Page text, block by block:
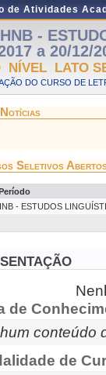
de Atividades
-
a 20/12/
NÍVEL LATO
DO CURSO DE
Seletivos
- ESTUDOS
de
conteúdo
de